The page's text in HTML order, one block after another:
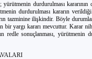
durdurulması kararının
durdurulması kararın
tazminine ilişkindir. Böyle
bir yargı kararı mevcuttur. Karar
redle sonuçlanması, yürütmenin